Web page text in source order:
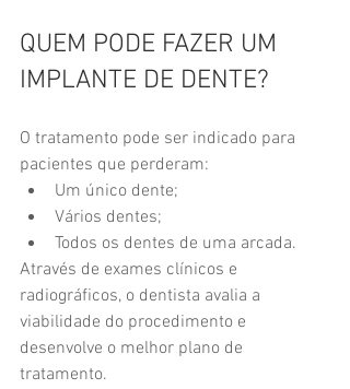
QUEM PODE FAZER UM
IMPLANTE DE DENTE?
O tratamento pode ser indicado para
pacientes que perderam:
Um único dente;
Vários dentes;
Todos os dentes de uma arcada.
Através de exames clínicos e
radiográficos, o dentista avalia a
viabilidade do procedimento e
desenvolve o melhor plano de
tratamento.